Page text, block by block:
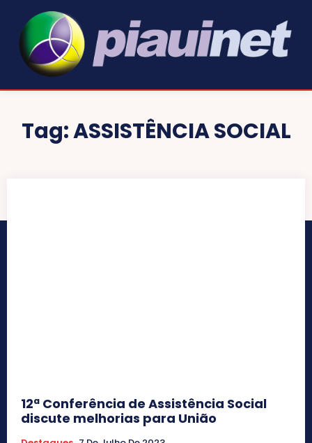
Tag:ASSISTÊNCIA SOCIAL
12ª Conferência de Assistência Social
discute melhorias para União